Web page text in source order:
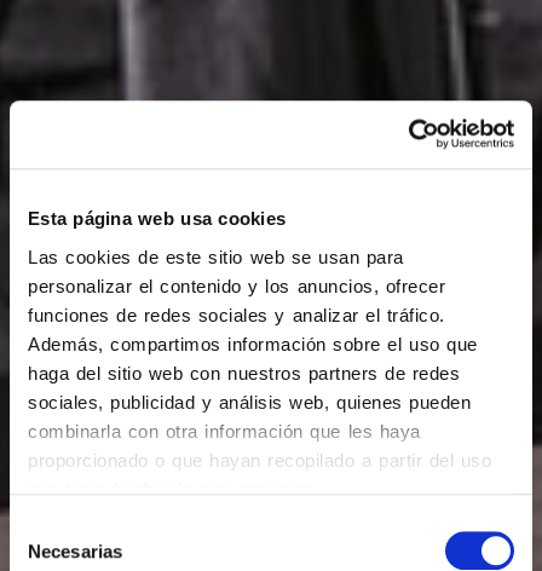
Esta página web usa cookies
Las cookies de este sitio web se usan para
personalizar el contenido y los anuncios, ofrecer
funciones de redes sociales y analizar el tráfico.
Además, compartimos información sobre el uso que
haga del sitio web con nuestros partners de redes
sociales, publicidad y análisis web, quienes pueden
combinarla con otra información que les haya
proporcionado o que hayan recopilado a partir del uso
Necesarias